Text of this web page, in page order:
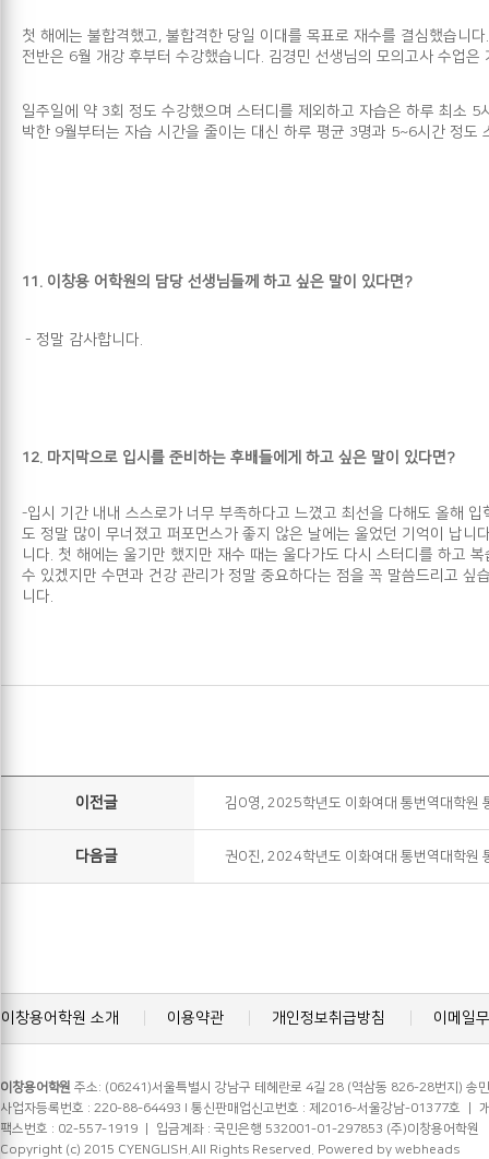
첫 해에는 불합격했고, 불합격한 당일 이대를 목표로 재수를 결심했습니
전반은 6월 개강 후부터 수강했습니다. 김경민 선생님의 모의고사 수업
일주일에 약 3회 정도 수강했으며 스터디를 제외하고 자습은 하루 최소
박한 9월부터는 자습 시간을 줄이는 대신 하루 평균 3명과 5~6시간 정도
11. 이창용 어학원의 담당 선생님들께 하고 싶은 말이 있다면?
- 정말 감사합니다.
12. 마지막으로 입시를 준비하는 후배들에게 하고 싶은 말이 있다면?
-입시 기간 내내 스스로가 너무 부족하다고 느꼈고 최선을 다해도 올해
도 정말 많이 무너졌고 퍼포먼스가 좋지 않은 날에는 울었던 기억이 납
니다. 첫 해에는 울기만 했지만 재수 때는 울다가도 다시 스터디를 하고
수 있겠지만 수면과 건강 관리가 정말 중요하다는 점을 꼭 말씀드리고
니다.
이전글 김O영, 2025학년도 이화여대 통번역대학원
다음글 권O진, 2024학년도 이화여대 통번역대학원
이창용어학원 소개 이용약관 개인정보취급방침 이메일
이창용어학원 주소: (06241)서울특별시 강남구 테헤란로 4길 28 (역삼동 826-28번지) 송
사업자등록번호 : 220-88-64493 l 통신판매업신고번호 : 제2016-서울강남-01377호
팩스번호 : 02-557-1919 ㅣ 입금계좌 : 국민은행 532001-01-297853 (주)이창용어학원
Copyright (c) 2015 CYENGLISH.All Rights Reserved.
Powered by webheads